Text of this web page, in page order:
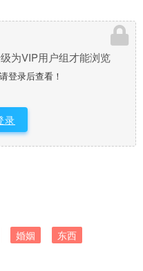
为VIP用户组才能浏览
登录后查看！
录
婚姻 东西